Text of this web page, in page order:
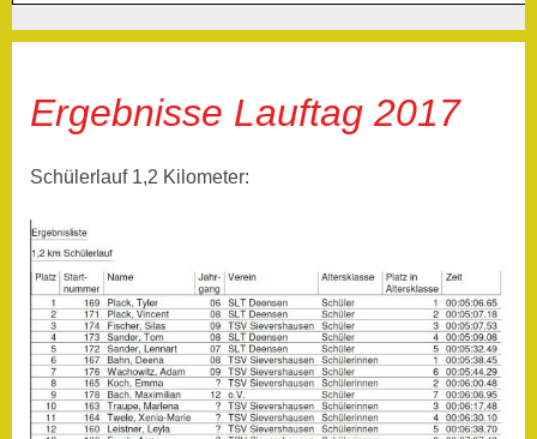
Ergebnisse Lauftag 2017
Schülerlauf 1,2 Kilometer: